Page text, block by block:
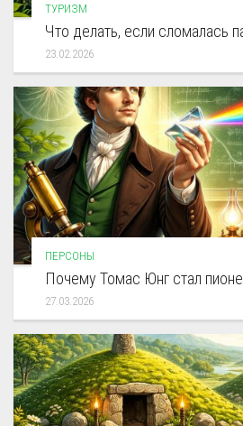
ТУРИЗМ
Что делать, если сломалась
23.02.2026
ПЕРСОНЫ
Почему Томас Юнг стал
27.03.2026